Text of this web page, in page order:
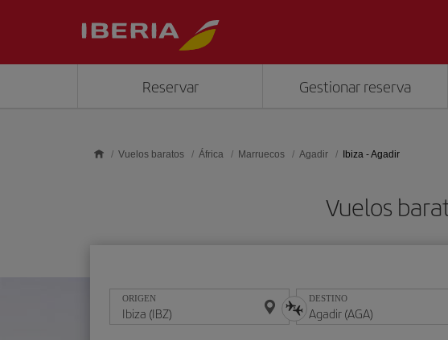
Reservar Gestionar reserva
Vuelos baratos África Marruecos Agadir Ibiza - Agadir
Vuelos
ORIGEN DESTINO